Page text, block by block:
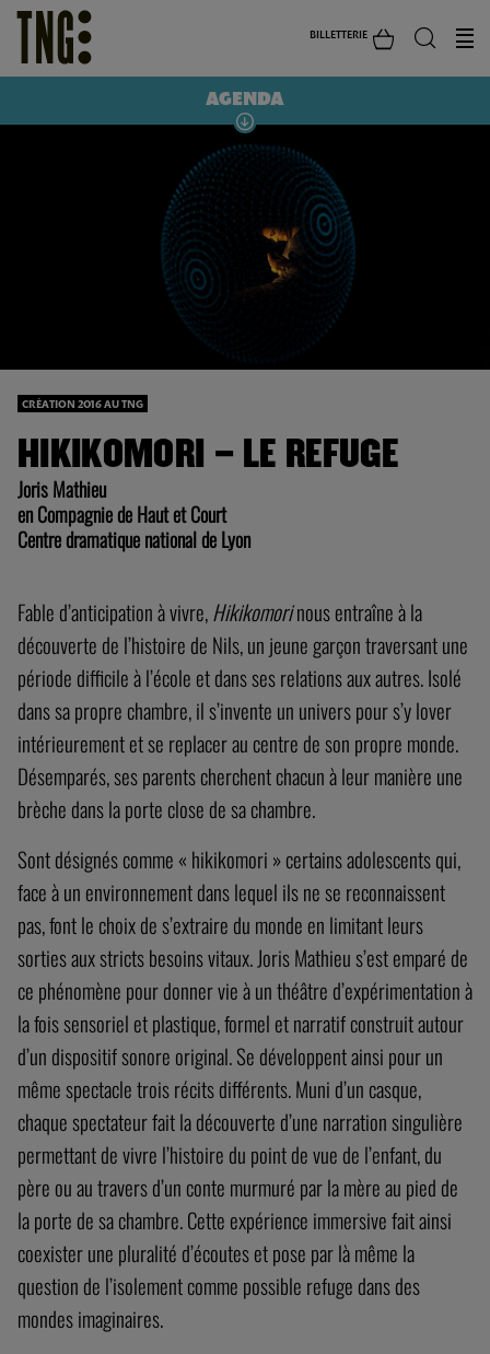
BILLETTERIE
AGENDA
HIKIKOMORI – LE REFUGE
Joris Mathieu
en Compagnie de Haut et Court
Centre dramatique national de Lyon
Fable d’anticipation à vivre,Hikikomorinous entraîne à la
découverte de l’histoire de Nils, un jeune garçon traversant une
période difficile à l’école et dans ses relations aux autres. Isolé
dans sa propre chambre, il s’invente un univers pour s’y lover
intérieurement et se replacer au centre de son propre monde.
Désemparés, ses parents cherchent chacun à leur manière une
brèche dans la porte close de sa chambre.
Sont désignés comme « hikikomori » certains adolescents qui,
face à un environnement dans lequel ils ne se reconnaissent
pas, font le choix de s’extraire du monde en limitant leurs
sorties aux stricts besoins vitaux. Joris Mathieu s’est emparé de
ce phénomène pour donner vie à un théâtre d’expérimentation à
la fois sensoriel et plastique, formel et narratif construit autour
d’un dispositif sonore original. Se développent ainsi pour un
même spectacle trois récits différents. Muni d’un casque,
chaque spectateur fait la découverte d’une narration singulière
permettant de vivre l’histoire du point de vue de l’enfant, du
père ou au travers d’un conte murmuré par la mère au pied de
la porte de sa chambre. Cette expérience immersive fait ainsi
coexister une pluralité d’écoutes et pose par là même la
question de l’isolement comme possible refuge dans des
mondes imaginaires.